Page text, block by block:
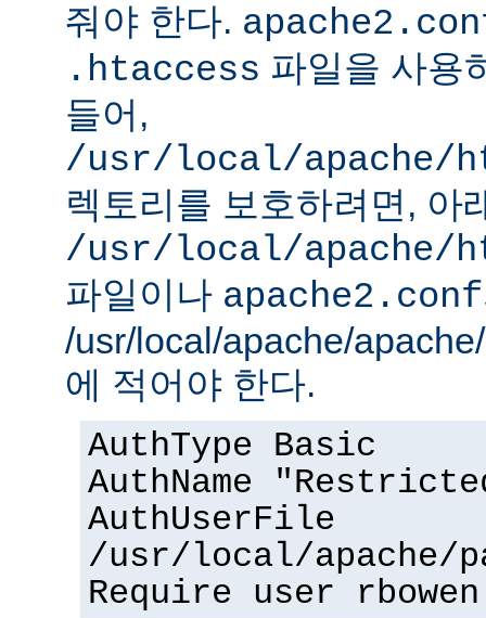
줘야 한다.
.htaccess 파일을 사용
들어,
/usr/local/apache/
렉토리를 보호하려면, 아
/usr/local/apache/
파일이나 apache2.conf
/usr/local/apache/
에 적어야 한다.
AuthType Basic
AuthName
AuthUserFile
/usr/local/apache/
Require user rbowen